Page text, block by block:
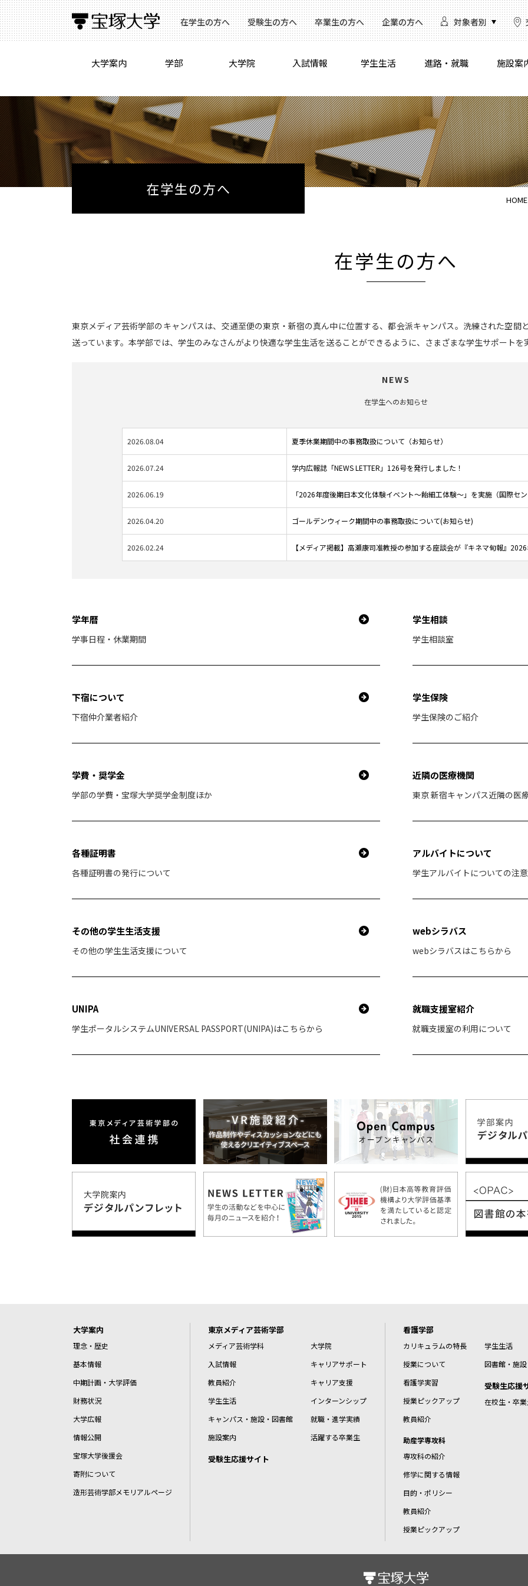
在学生の方へ 受験生の方へ 卒業生の方へ 企業の方へ 対象者別
大学案内 学部 大学院 入試情報 学生生活 進路・就職 施設案
在学生の方へ
HOME
在学生の方へ
東京メディア芸術学部のキャンパスは、交通至便の東京・新宿の真ん中に位置する、都会派キャンパス。洗練された空間
送っています。本学部では、学生のみなさんがより快適な学生生活を送ることができるように、さまざまな学生サポートを
NEWS
在学生へのお知らせ
2026.08.04 夏季休業期間中の事務取扱について（お知らせ）
2026.07.24 学内広報誌「NEWS LETTER」126号を発行しました！
2026.06.19 「2026年度後期日本文化体験イベント～飴細工体験～」を実施（国際セ
2026.04.20 ゴールデンウィーク期間中の事務取扱について(お知らせ)
2026.02.24 【メディア掲載】高瀬康司准教授の参加する座談会が『キネマ旬報』
学年暦
学事日程・休業期間
学生相談
学生相談室
下宿について
下宿仲介業者紹介
学生保険
学生保険のご紹介
学費・奨学金
学部の学費・宝塚大学奨学金制度ほか
近隣の医療機関
東京 新宿キャンパス近隣の医
各種証明書
各種証明書の発行について
アルバイトについて
学生アルバイトについての注意
その他の学生生活支援
その他の学生生活支援について
webシラバス
webシラバスはこちらから
UNIPA
学生ポータルシステムUNIVERSAL PASSPORT(UNIPA)はこちらから
就職支援室紹介
就職支援室の利用について
大学案内
理念・歴史
基本情報
中期計画・大学評価
財務状況
大学広報
情報公開
宝塚大学後援会
寄附について
造形芸術学部メモリアルページ
東京メディア芸術学部
メディア芸術学科
入試情報
教員紹介
学生生活
キャンパス・施設・図書館
施設案内
受験生応援サイト
大学院
キャリアサポート
キャリア支援
インターンシップ
就職・進学実績
活躍する卒業生
看護学部
カリキュラムの特長
授業について
看護学実習
授業ピックアップ
教員紹介
助産学専攻科
専攻科の紹介
修学に関する情報
目的・ポリシー
教員紹介
授業ピックアップ
学生生活
図書館・施設
受験生応援
在校生・卒